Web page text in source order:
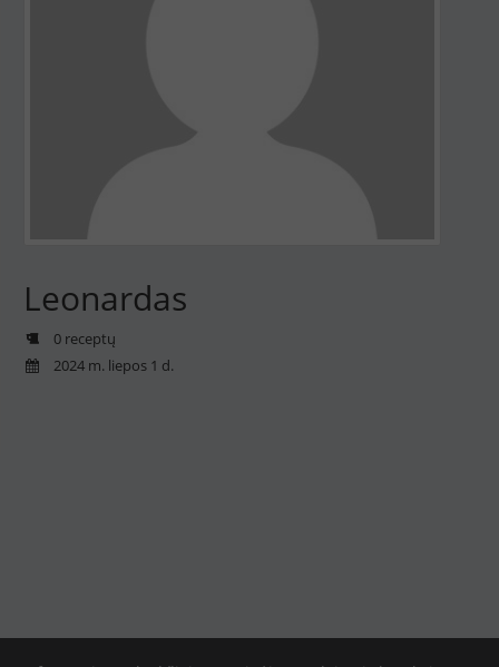
Leonardas
0 receptų
2024 m. liepos 1 d.